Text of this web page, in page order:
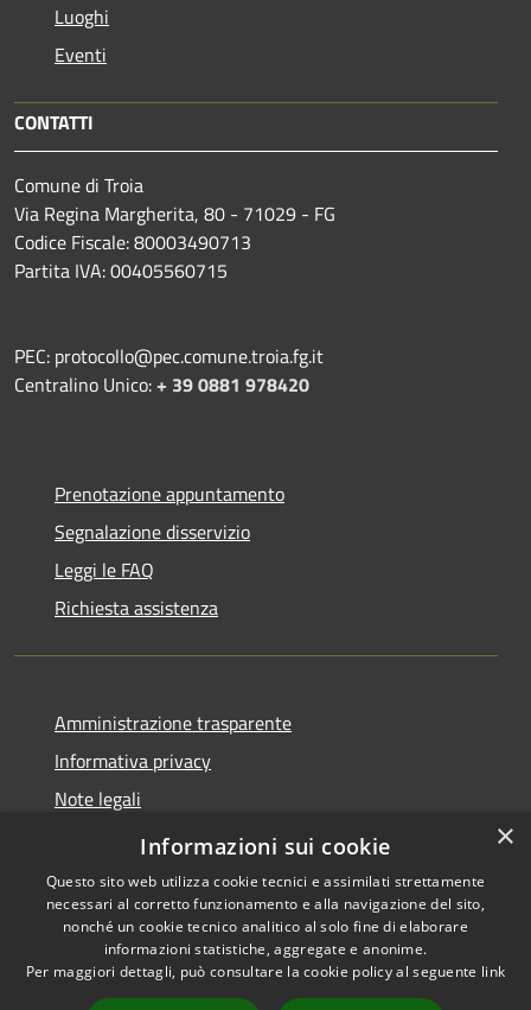
Luoghi
Eventi
CONTATTI
Comune di Troia
Via Regina Margherita, 80 - 71029 - FG
Codice Fiscale: 80003490713
Partita IVA: 00405560715
PEC: protocollo@pec.comune.troia.fg.it
Centralino Unico:+ 39 0881 978420
Prenotazione appuntamento
Segnalazione disservizio
Leggi le FAQ
Richiesta assistenza
Amministrazione trasparente
Informativa privacy
Note legali
Dichiarazione di accessibilità
Accessibilità
Copyright © 2026 • Comune di
Troia • Powered by
×
Informazioni sui cookie
Questo sito web utilizza cookie tecnici e assimilati strettamente
necessari al corretto funzionamento e alla navigazione del sito,
nonché un cookie tecnico analitico al solo fine di elaborare
informazioni statistiche, aggregate e anonime.
Per maggiori dettagli, può consultare la cookie policy al seguente link